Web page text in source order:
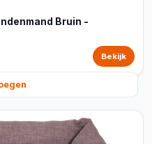
Bruin -
Bekijk